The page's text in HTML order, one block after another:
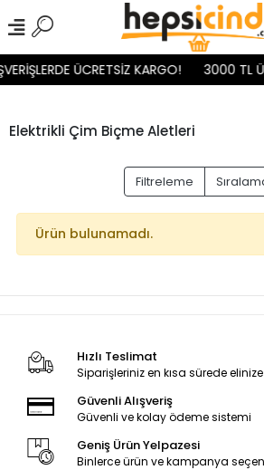
ÜCRETSİZ KARGO! 3000 TL
Elektrikli Çim Biçme Aletleri
Filtreleme
Ürün bulunamadı.
Hızlı Teslimat
Siparişleriniz en kısa sürede elinize
Güvenli Alışveriş
Güvenli ve kolay ödeme sistemi
Geniş Ürün Yelpazesi
Binlerce ürün ve kampanya